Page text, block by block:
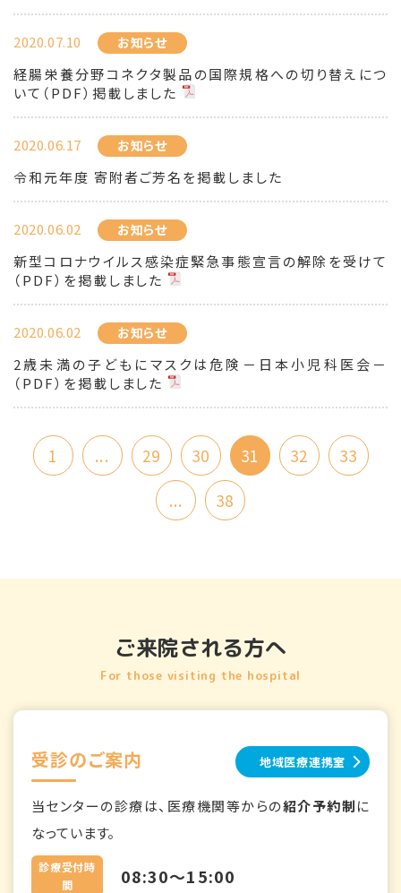
2020.07.10 お知らせ
経腸栄養分野コネクタ製品の国際規格への切り替えにつ
いて（PDF）掲載しました
2020.06.17 お知らせ
令和元年度 寄附者ご芳名を掲載しました
2020.06.02 お知らせ
新型コロナウイルス感染症緊急事態宣言の解除を受けて
（PDF）を掲載しました
2020.06.02 お知らせ
2歳未満の子どもにマスクは危険－日本小児科医会－
（PDF）を掲載しました
1 ... 29 30 31 32
33
...
38
ご来院される方へ
For those visiting the hospital
受診のご案内 地域医療連携室
当センターの診療は、医療機関等からの紹介予約制に
なっています。
診療受付時
間
08:30～15:00